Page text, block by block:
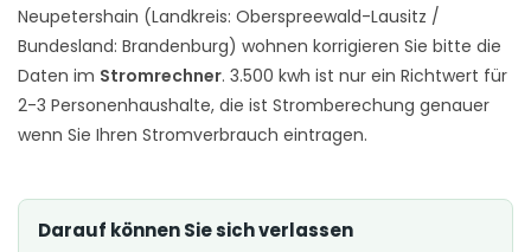
Neupetershain (Landkreis: Oberspreewald-Lausitz /
Bundesland: Brandenburg) wohnen korrigieren Sie bitte die
Daten im Stromrechner. 3.500 kwh ist nur ein Richtwert für
2-3 Personenhaushalte, die ist Stromberechung genauer
wenn Sie Ihren Stromverbrauch eintragen.
Darauf können Sie sich verlassen